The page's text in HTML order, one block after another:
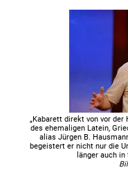
„Kabarett direkt von vor
des ehemaligen Latein,
alias Jürgen B.
begeistert er nicht nur die
länger auch